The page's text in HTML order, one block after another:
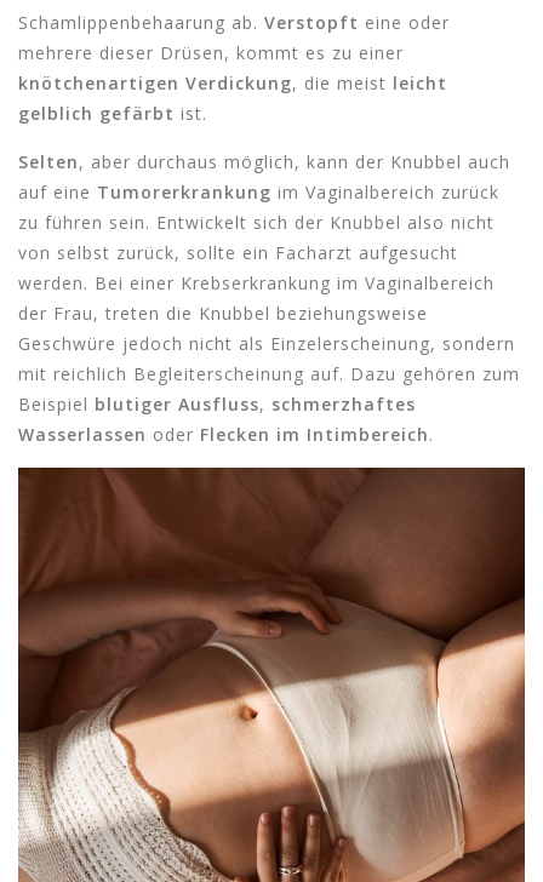
Schamlippenbehaarung ab. Verstopft eine oder
mehrere dieser Drüsen, kommt es zu einer
knötchenartigen Verdickung, die meist leicht
gelblich gefärbt ist.
Selten, aber durchaus möglich, kann der Knubbel auch
auf eine Tumorerkrankung im Vaginalbereich zurück
zu führen sein. Entwickelt sich der Knubbel also nicht
von selbst zurück, sollte ein Facharzt aufgesucht
werden. Bei einer Krebserkrankung im Vaginalbereich
der Frau, treten die Knubbel beziehungsweise
Geschwüre jedoch nicht als Einzelerscheinung, sondern
mit reichlich Begleiterscheinung auf. Dazu gehören zum
Beispiel blutiger Ausfluss, schmerzhaftes
Wasserlassen oder Flecken im Intimbereich.